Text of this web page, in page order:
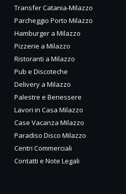
Transfer Catania-Milazzo
Parcheggio Porto Milazzo
Hamburger a Milazzo
Pizzerie a Milazzo
Ristoranti a Milazzo
Pub e Discoteche
Delivery a Milazzo
Palestre e Benessere
Lavori in Casa Milazzo
Case Vacanza Milazzo
Paradiso Disco Milazzo
Centri Commerciali
Contatti e Note Legali